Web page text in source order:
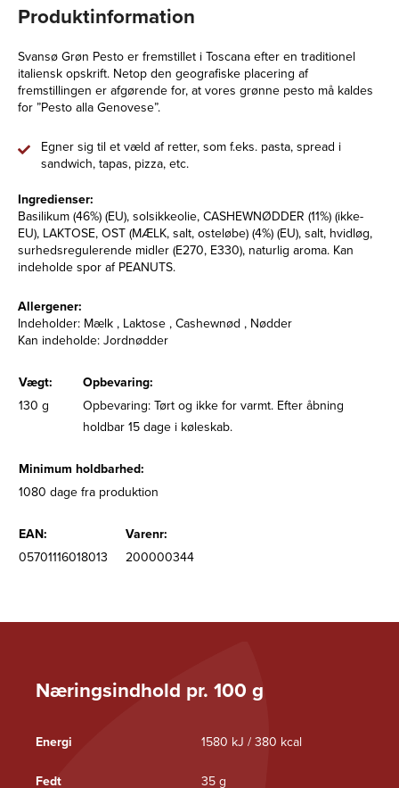
Næringsindhold pr. 100 g
Energi 1580 kJ / 380 kcal
Fedt 35 g
Produktinformation
Svansø Grøn Pesto er fremstillet i Toscana efter en traditionel
italiensk opskrift. Netop den geografiske placering af
fremstillingen er afgørende for, at vores grønne pesto må kaldes
for ”Pesto alla Genovese”.
Egner sig til et væld af retter, som f.eks. pasta, spread i
sandwich, tapas, pizza, etc.
Ingredienser:
Basilikum (46%) (EU), solsikkeolie, CASHEWNØDDER (11%) (ikke-
EU), LAKTOSE, OST (MÆLK, salt, osteløbe) (4%) (EU), salt, hvidløg,
surhedsregulerende midler (E270, E330), naturlig aroma. Kan
indeholde spor af PEANUTS.
Allergener:
Indeholder: Mælk , Laktose , Cashewnød , Nødder
Kan indeholde: Jordnødder
Vægt:
Opbevaring:
130 g
Opbevaring: Tørt og ikke for varmt. Efter åbning
holdbar 15 dage i køleskab.
Minimum holdbarhed:
1080 dage fra produktion
EAN:
Varenr:
05701116018013
200000344